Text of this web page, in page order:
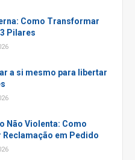
Como Transformar
Pilares
a si mesmo para libertar
Não Violenta: Como
em Pedido